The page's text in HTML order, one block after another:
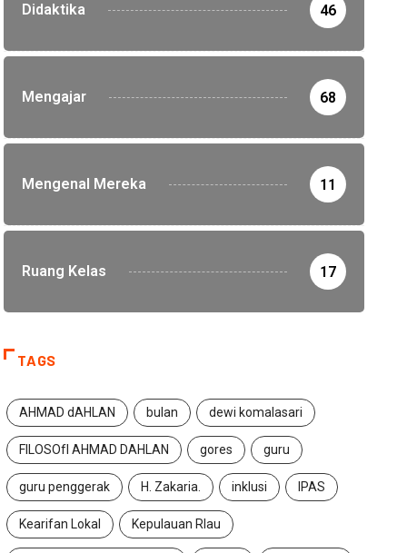
Didaktika 46
Mengajar 68
Mengenal Mereka 11
Ruang Kelas 17
TAGS
AHMAD dAHLAN bulan dewi komalasari
FILOSOfI AHMAD DAHLAN gores guru
guru penggerak H. Zakaria. inklusi IPAS
Kearifan Lokal Kepulauan RIau